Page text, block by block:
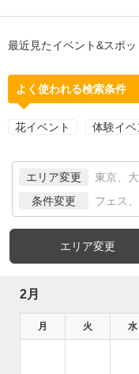
最近見たイベント&スポッ
よく使われる検索条件
花イベント 体験イベ
エリア変更 東京、
条件変更 フェス
エリア変更
2月
月 火 水